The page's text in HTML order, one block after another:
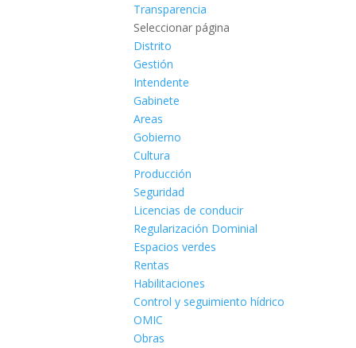
Transparencia
Seleccionar página
Distrito
Gestión
Intendente
Gabinete
Areas
Gobierno
Cultura
Producción
Seguridad
Licencias de conducir
Regularización Dominial
Espacios verdes
Rentas
Habilitaciones
Control y seguimiento hídrico
OMIC
Obras